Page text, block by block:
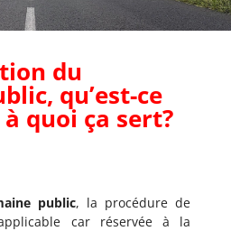
du
qu’est-ce
à quoi ça sert?
public, la procédure de
car réservée à la